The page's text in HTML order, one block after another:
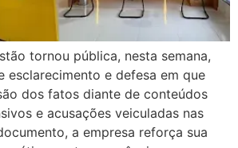
tornou pública, nesta semana,
esclarecimento e defesa em que
dos fatos diante de conteúdos
e acusações veiculadas nas
a empresa reforça sua